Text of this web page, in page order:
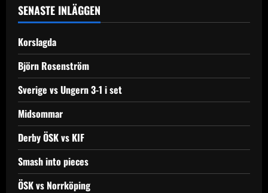
SENASTE INLÄGGEN
Korslagda
Björn Rosenström
Sverige vs Ungern 3-1 i set
Midsommar
Derby ÖSK vs KIF
Smash into pieces
ÖSK vs Norrköping